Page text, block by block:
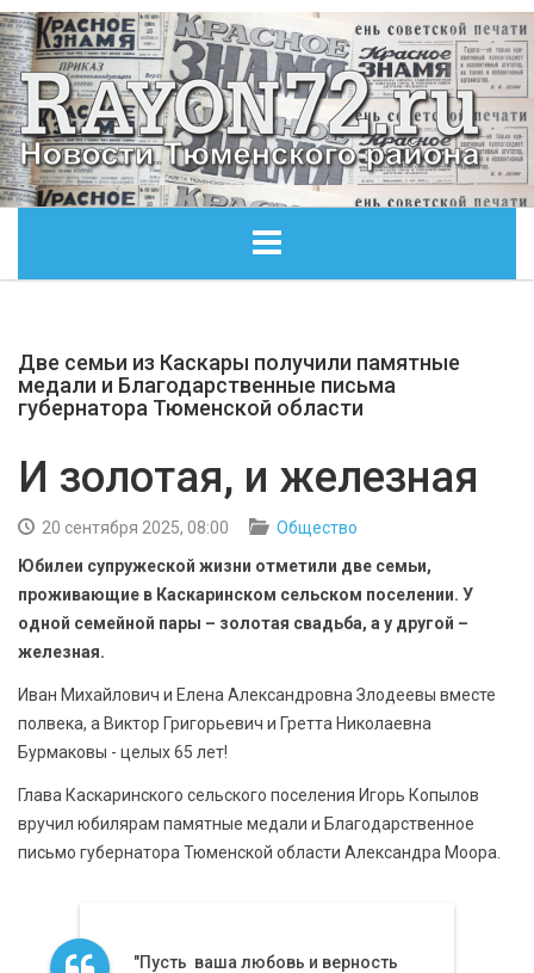
ОБЩЕСТВО
КУЛЬТУРА
Две семьи из Каскары получили памятные
медали и Благодарственные письма
губернатора Тюменской области
И золотая, и железная
20 сентября 2025, 08:00
Общество
Юбилеи супружеской жизни отметили две семьи,
проживающие в Каскаринском сельском поселении. У
одной семейной пары – золотая свадьба, а у другой –
железная.
Иван Михайлович и Елена Александровна Злодеевы вместе
полвека, а Виктор Григорьевич и Гретта Николаевна
Бурмаковы - целых 65 лет!
Глава Каскаринского сельского поселения Игорь Копылов
вручил юбилярам памятные медали и Благодарственное
письмо губернатора Тюменской области Александра Моора.
"Пусть ваша любовь и верность